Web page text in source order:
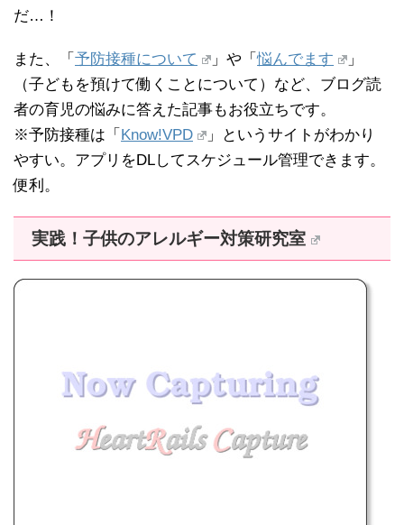
だ…！
また、「 予防接種について 」や「悩んでます
」
（子どもを預けて働くことについて）など、ブログ読
者の育児の悩みに答えた記事もお役立ちです。
※予防接種は「 Know!VPD
」というサイトがわかり
やすい。アプリをDLしてスケジュール管理できます。
便利。
実践！子供のアレルギー対策研究室